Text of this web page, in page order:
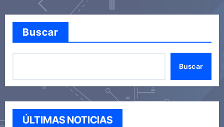
Buscar
Buscar
ÚLTIMAS NOTICIAS